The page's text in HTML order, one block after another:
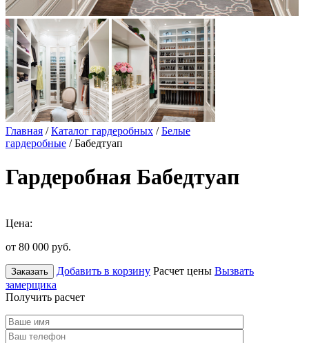
Главная /Каталог гардеробных /Белые
гардеробные / Бабедтуап
Гардеробная Бабедтуап
Цена:
от 80 000 руб.
Заказать Добавить в корзину Расчет цены Вызвать
замерщика
Получить расчет